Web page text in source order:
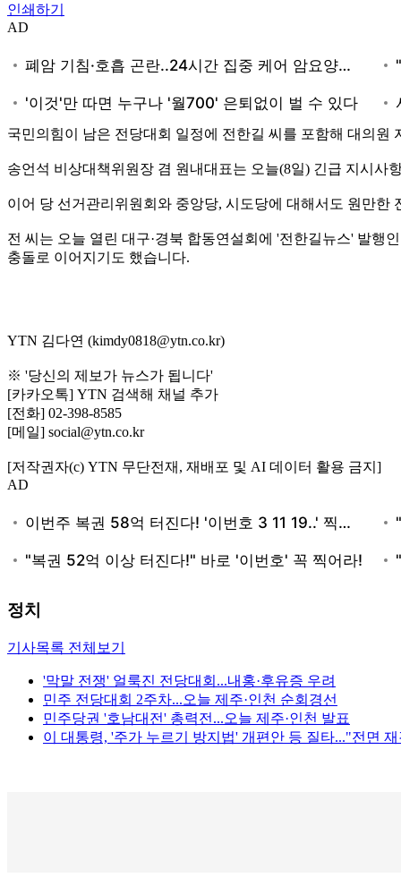
인쇄하기
AD
국민의힘이 남은 전당대회 일정에 전한길 씨를 포함해 대의원
송언석 비상대책위원장 겸 원내대표는 오늘(8일) 긴급 지시사
이어 당 선거관리위원회와 중앙당, 시도당에 대해서도 원만한
전 씨는 오늘 열린 대구·경북 합동연설회에 '전한길뉴스' 발행
충돌로 이어지기도 했습니다.
YTN 김다연 (kimdy0818@ytn.co.kr)
※ '당신의 제보가 뉴스가 됩니다'
[카카오톡] YTN 검색해 채널 추가
[전화] 02-398-8585
[메일] social@ytn.co.kr
[저작권자(c) YTN 무단전재, 재배포 및 AI 데이터 활용 금지]
AD
정치
기사목록 전체보기
'막말 전쟁' 얼룩진 전당대회...내홍·후유증 우려
민주 전당대회 2주차...오늘 제주·인천 순회경선
민주당권 '호남대전' 총력전...오늘 제주·인천 발표
이 대통령, '주가 누르기 방지법' 개편안 등 질타..."전면